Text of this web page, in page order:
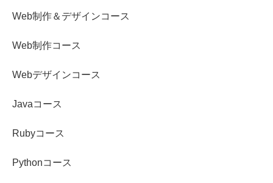
Web制作＆デザインコース
Web制作コース
Webデザインコース
Javaコース
Rubyコース
Pythonコース